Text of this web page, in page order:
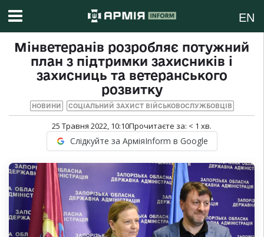
EN
Мінветеранів розробляє потужний
план з підтримки захисників і
захисниць та ветеранського
розвитку
НОВИНИ СОЦІАЛЬНИЙ ЗАХИСТ ВІЙСЬКОВОСЛУЖБОВЦІВ
25 Травня 2022, 10:10Прочитаєте за: < 1 хв.
Слідкуйте за АрміяInform в Google